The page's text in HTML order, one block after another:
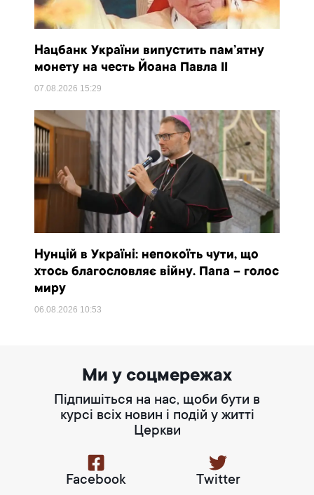
Нацбанк України випустить пам’ятну
монету на честь Йоана Павла II
07.08.2026 15:29
Нунцій в Україні: непокоїть чути, що
хтось благословляє війну. Папа – голос
миру
06.08.2026 10:53
Ми у соцмережах
Підпишіться на нас, щоби бути в
курсі всіх новин і подій у житті
Церкви
Facebook Twitter